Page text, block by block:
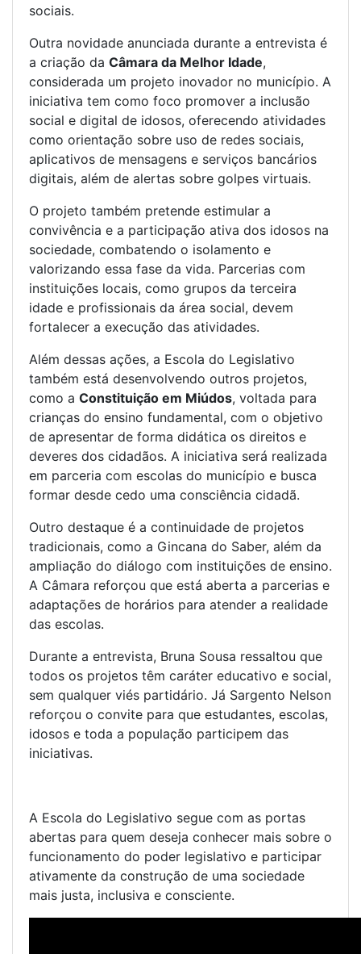
sociais.
Outra novidade anunciada durante a entrevista é
a criação da Câmara da Melhor Idade,
considerada um projeto inovador no município. A
iniciativa tem como foco promover a inclusão
social e digital de idosos, oferecendo atividades
como orientação sobre uso de redes sociais,
aplicativos de mensagens e serviços bancários
digitais, além de alertas sobre golpes virtuais.
O projeto também pretende estimular a
convivência e a participação ativa dos idosos na
sociedade, combatendo o isolamento e
valorizando essa fase da vida. Parcerias com
instituições locais, como grupos da terceira
idade e profissionais da área social, devem
fortalecer a execução das atividades.
Além dessas ações, a Escola do Legislativo
também está desenvolvendo outros projetos,
como a Constituição em Miúdos, voltada para
crianças do ensino fundamental, com o objetivo
de apresentar de forma didática os direitos e
deveres dos cidadãos. A iniciativa será realizada
em parceria com escolas do município e busca
formar desde cedo uma consciência cidadã.
Outro destaque é a continuidade de projetos
tradicionais, como a Gincana do Saber, além da
ampliação do diálogo com instituições de ensino.
A Câmara reforçou que está aberta a parcerias e
adaptações de horários para atender a realidade
das escolas.
Durante a entrevista, Bruna Sousa ressaltou que
todos os projetos têm caráter educativo e social,
sem qualquer viés partidário. Já Sargento Nelson
reforçou o convite para que estudantes, escolas,
idosos e toda a população participem das
iniciativas.
A Escola do Legislativo segue com as portas
abertas para quem deseja conhecer mais sobre o
funcionamento do poder legislativo e participar
ativamente da construção de uma sociedade
mais justa, inclusiva e consciente.